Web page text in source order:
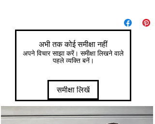
अभी तक कोई समीक्षा नहीं
अपने विचार साझा करें। समीक्षा लिखने वाले
पहले व्यक्ति बनें।
समीक्षा लिखें